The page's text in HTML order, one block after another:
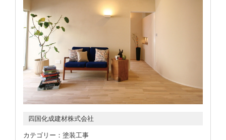
四国化成建材株式会社
カテゴリー：塗装工事